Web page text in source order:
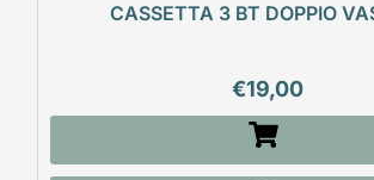
CASSETTA 3 BT DOPPIO
€19,00